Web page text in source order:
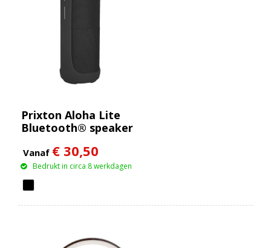
Prixton Aloha Lite
Bluetooth® speaker
Vanaf € 30,50
Bedrukt in circa 8 werkdagen